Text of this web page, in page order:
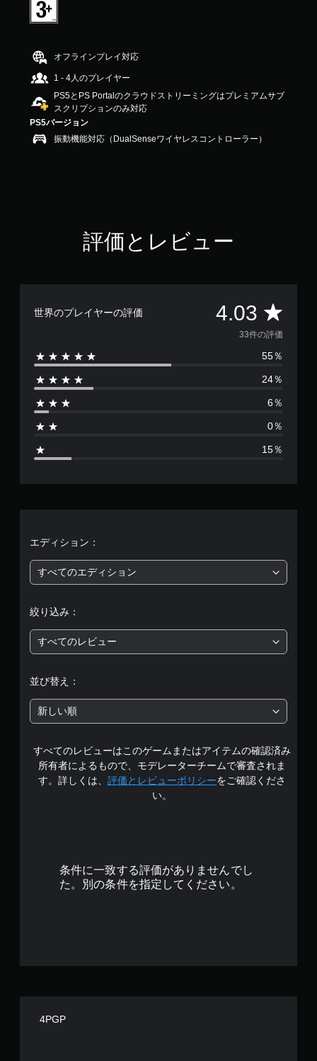
は
中
4
0
3
す
オフラインプレイ対応
1 - 4人のプレイヤー
PS5とPS Portalのクラウドストリーミングはプレミアムサブ
スクリプションのみ対応
PS5バージョン
振動機能対応（DualSenseワイヤレスコントローラー）
評価とレビュー
世界のプレイヤーの評価 4.03 評
価
数
は
3
価
5
段
中
の
4
.
33件の評価
55％
24％
6％
0％
15％
エディション：
すべてのエディション
絞り込み：
すべてのレビュー
並び替え：
新しい順
すべてのレビューはこのゲームまたはアイテムの確認済み
所有者によるもので、モデレーターチームで審査されま
す。詳しくは、 評価とレビューポリシーをご確認くださ
い。
条件に一致する評価がありませんでし
た。別の条件を指定してください。
4PGP